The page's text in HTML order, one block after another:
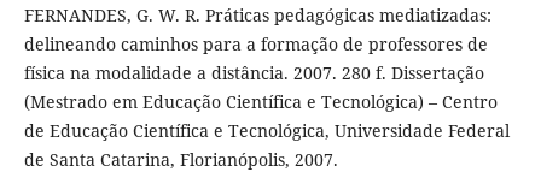
FERNANDES, G. W. R. Práticas pedagógicas mediatizadas:
delineando caminhos para a formação de professores de
física na modalidade a distância. 2007. 280 f. Dissertação
(Mestrado em Educação Científica e Tecnológica) – Centro
de Educação Científica e Tecnológica, Universidade Federal
de Santa Catarina, Florianópolis, 2007.